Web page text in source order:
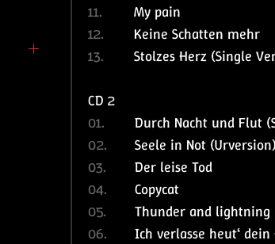
11.
My pain
12.
Keine Schatten mehr
13.
Stolzes Herz (Single
CD 2
01.
Durch Nacht und Flut
02.
Seele in Not (Urversion)
03.
Der leise Tod
04.
Copycat
05.
Thunder and lightning
06.
Ich verlasse heut‘ dein